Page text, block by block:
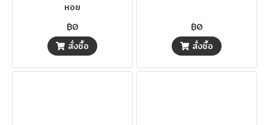
หอย
฿0
สั่งซื้อ
฿0
สั่งซื้อ